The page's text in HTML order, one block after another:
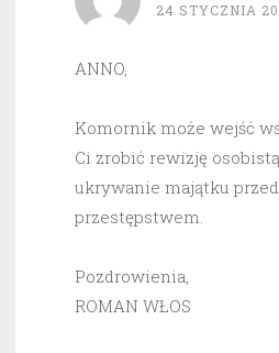
24 STYCZNIA
ANNO,
Komornik może wejść
Ci zrobić rewizję
ukrywanie majątku
przestępstwem.
Pozdrowienia,
ROMAN WŁOS